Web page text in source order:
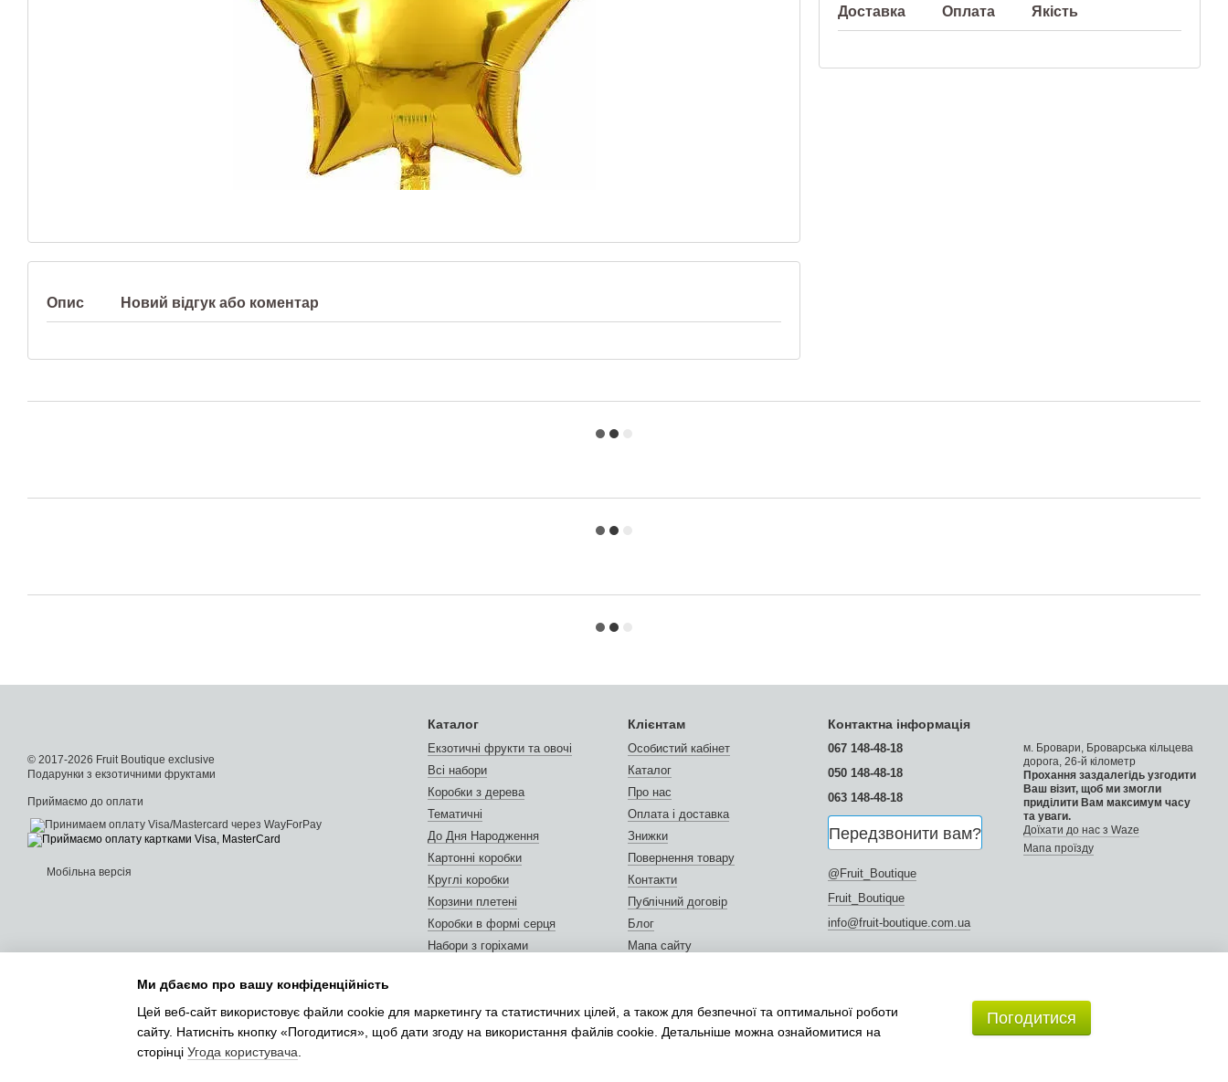
Опис Новий відгук або коментар
Доставка Оплата Якість
© 2017-2026 Fruit Boutique exclusive
Подарунки з екзотичними фруктами
Приймаємо до оплати
Мобільна версія
Каталог
Екзотичні фрукти та овочі
Всі набори
Коробки з дерева
Тематичні
До Дня Народження
Картонні коробки
Круглі коробки
Корзини плетені
Коробки в формі серця
Набори з горіхами
Упаковка подарунків
Клієнтам
Особистий кабінет
Каталог
Про нас
Оплата і доставка
Знижки
Повернення товару
Контакти
Публічний договір
Блог
Мапа сайту
Ми в соцмережах
Контактна інформація
067 148-48-18
050 148-48-18
063 148-48-18
Передзвонити вам?
@Fruit_Boutique
Fruit_Boutique
info@fruit-boutique.com.ua
м. Бровари, Броварська кільцева
дорога, 26-й кілометр
Прохання заздалегідь узгодити
Ваш візит, щоб ми змогли
приділити Вам максимум часу
та уваги.
Доїхати до нас з Waze
Мапа проїзду
Ми дбаємо про вашу конфіденційність
Цей веб-сайт використовує файли cookie для маркетингу та статистичних цілей, а також для безпечної та оптимальної роботи
сайту. Натисніть кнопку «Погодитися», щоб дати згоду на використання файлів cookie. Детальніше можна ознайомитися на
сторінці Угода користувача
Погодитися